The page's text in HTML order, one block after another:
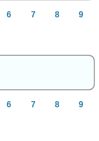
6 7 8 9
6 7 8 9